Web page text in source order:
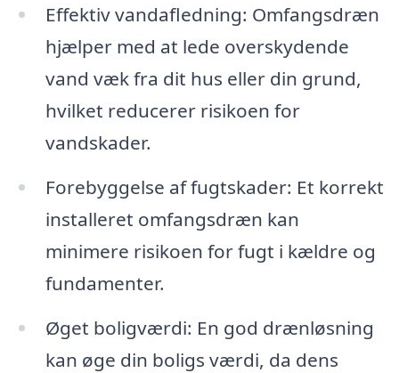
Effektiv vandafledning: Omfangsdræn
hjælper med at lede overskydende
vand væk fra dit hus eller din grund,
hvilket reducerer risikoen for
vandskader.
Forebyggelse af fugtskader: Et korrekt
installeret omfangsdræn kan
minimere risikoen for fugt i kældre og
fundamenter.
Øget boligværdi: En god drænløsning
kan øge din boligs værdi, da dens